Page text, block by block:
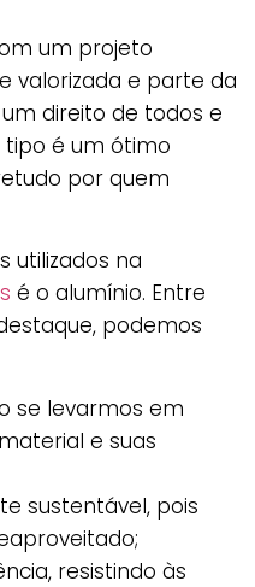
um projeto
valorizada e parte da
direito de todos e
é um ótimo
por quem
utilizados na
é o alumínio. Entre
podemos
se levarmos em
e suas
sustentável, pois
resistindo às